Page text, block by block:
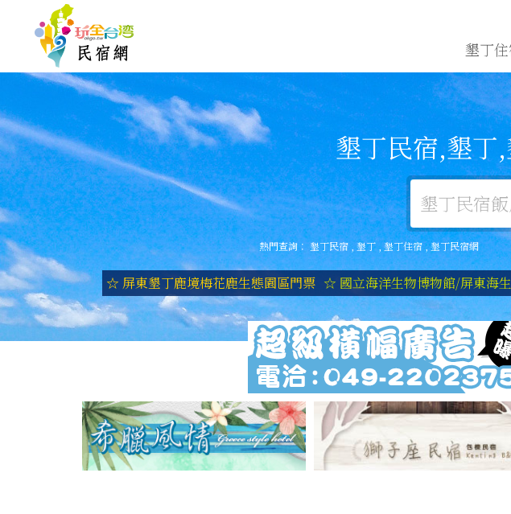
墾丁
墾丁民宿,墾丁
熱門查詢：墾丁民宿 ,墾丁 , 墾丁住宿,墾丁民宿網
☆ 屏東墾丁鹿境梅花鹿生態園區門票 ☆ 國立海洋生物博物館/屏東海